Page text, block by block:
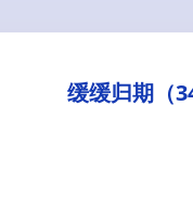
缓缓归期（